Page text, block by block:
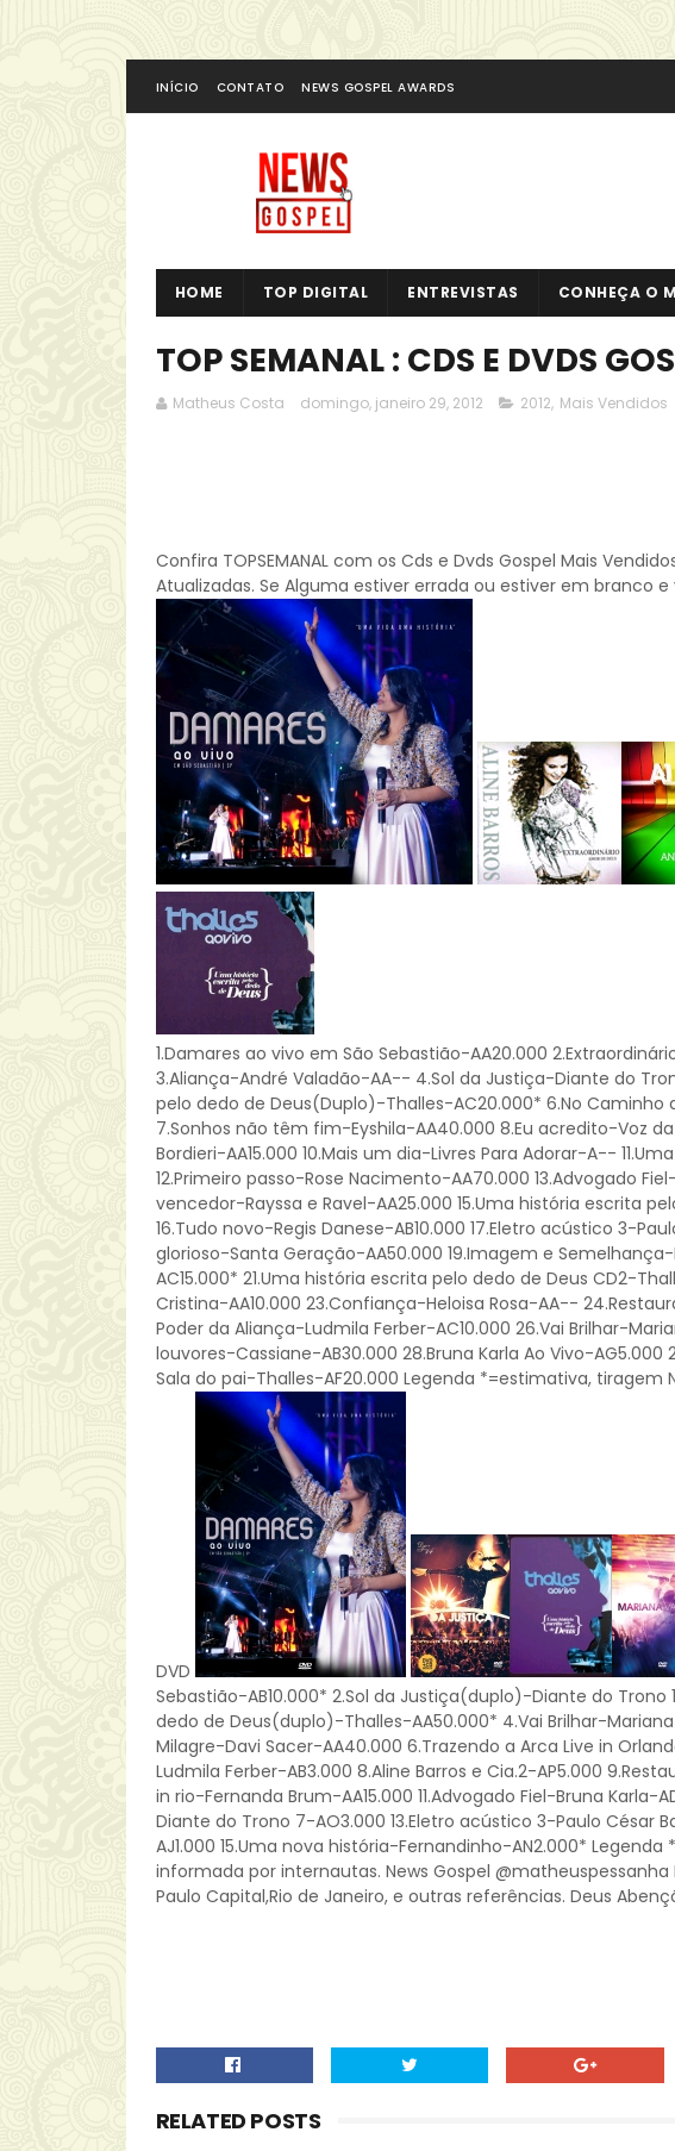
INÍCIO CONTATO NEWS GOSPEL AWARDS
HOME TOP DIGITAL ENTREVISTAS CONHEÇA O
TOP SEMANAL : CDS E DVDS
Matheus Costa domingo, janeiro 29, 2012 2012, Mais Vendidos
Confira TOPSEMANAL com os Cds e Dvds Gospel Mais
Atualizadas. Se Alguma estiver errada ou estiver em branco
1.Damares ao vivo em São Sebastião-AA20.000
3.Aliança-André Valadão-AA-- 4.Sol da Justiça-Diante do
pelo dedo de Deus(Duplo)-Thalles-AC20.000* 6.No Caminho
7.Sonhos não têm fim-Eyshila-AA40.000 8.Eu acredito-Voz
Bordieri-AA15.000 10.Mais um dia-Livres Para Adorar-A--
12.Primeiro passo-Rose Nacimento-AA70.000 13.Advogado
vencedor-Rayssa e Ravel-AA25.000 15.Uma história escrita
16.Tudo novo-Regis Danese-AB10.000 17.Eletro acústico 3-
glorioso-Santa Geração-AA50.000 19.Imagem e
AC15.000* 21.Uma história escrita pelo dedo de Deus CD2-
Cristina-AA10.000 23.Confiança-Heloisa Rosa-AA--
Poder da Aliança-Ludmila Ferber-AC10.000 26.Vai Brilhar-
louvores-Cassiane-AB30.000 28.Bruna Karla Ao Vivo-
Sala do pai-Thalles-AF20.000 Legenda *=estimativa, tiragem
DVD
Sebastião-AB10.000* 2.Sol da Justiça(duplo)-Diante do Trono
dedo de Deus(duplo)-Thalles-AA50.000* 4.Vai Brilhar-
Milagre-Davi Sacer-AA40.000 6.Trazendo a Arca Live in
Ludmila Ferber-AB3.000 8.Aline Barros e Cia.2-AP5.000
in rio-Fernanda Brum-AA15.000 11.Advogado Fiel-Bruna Karla-
Diante do Trono 7-AO3.000 13.Eletro acústico 3-Paulo César
AJ1.000 15.Uma nova história-Fernandinho-AN2.000* Legenda
informada por internautas. News Gospel @matheuspessanha
Paulo Capital,Rio de Janeiro, e outras referências. Deus
RELATED POSTS